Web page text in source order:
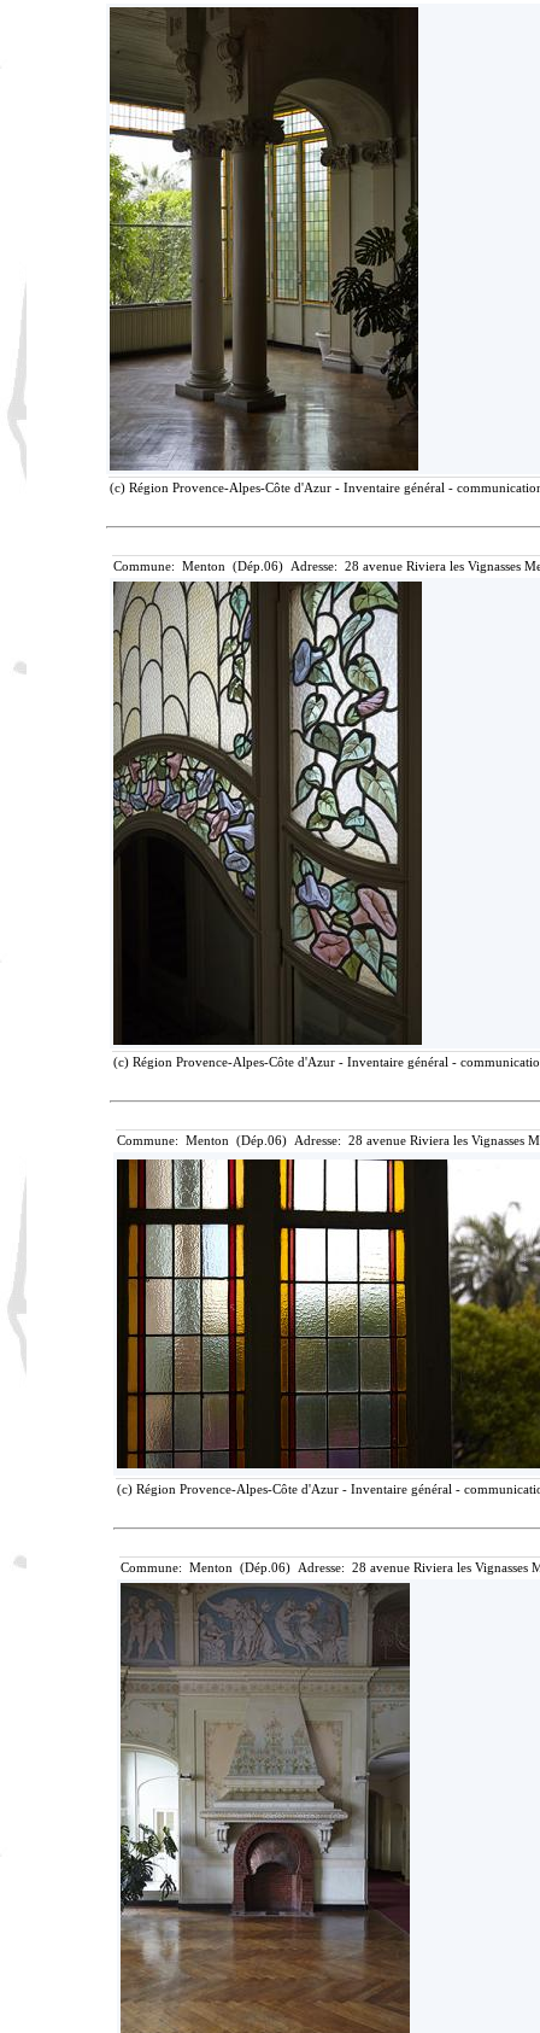
(c) Région Provence-Alpes-Côte d'Azur - Inventaire général -
Commune: Menton (Dép.06) Adresse: 28 avenue Riviera les Vignasses
(c) Région Provence-Alpes-Côte d'Azur - Inventaire général -
Commune: Menton (Dép.06) Adresse: 28 avenue Riviera les Vignasses
(c) Région Provence-Alpes-Côte d'Azur - Inventaire général -
Commune: Menton (Dép.06) Adresse: 28 avenue Riviera les